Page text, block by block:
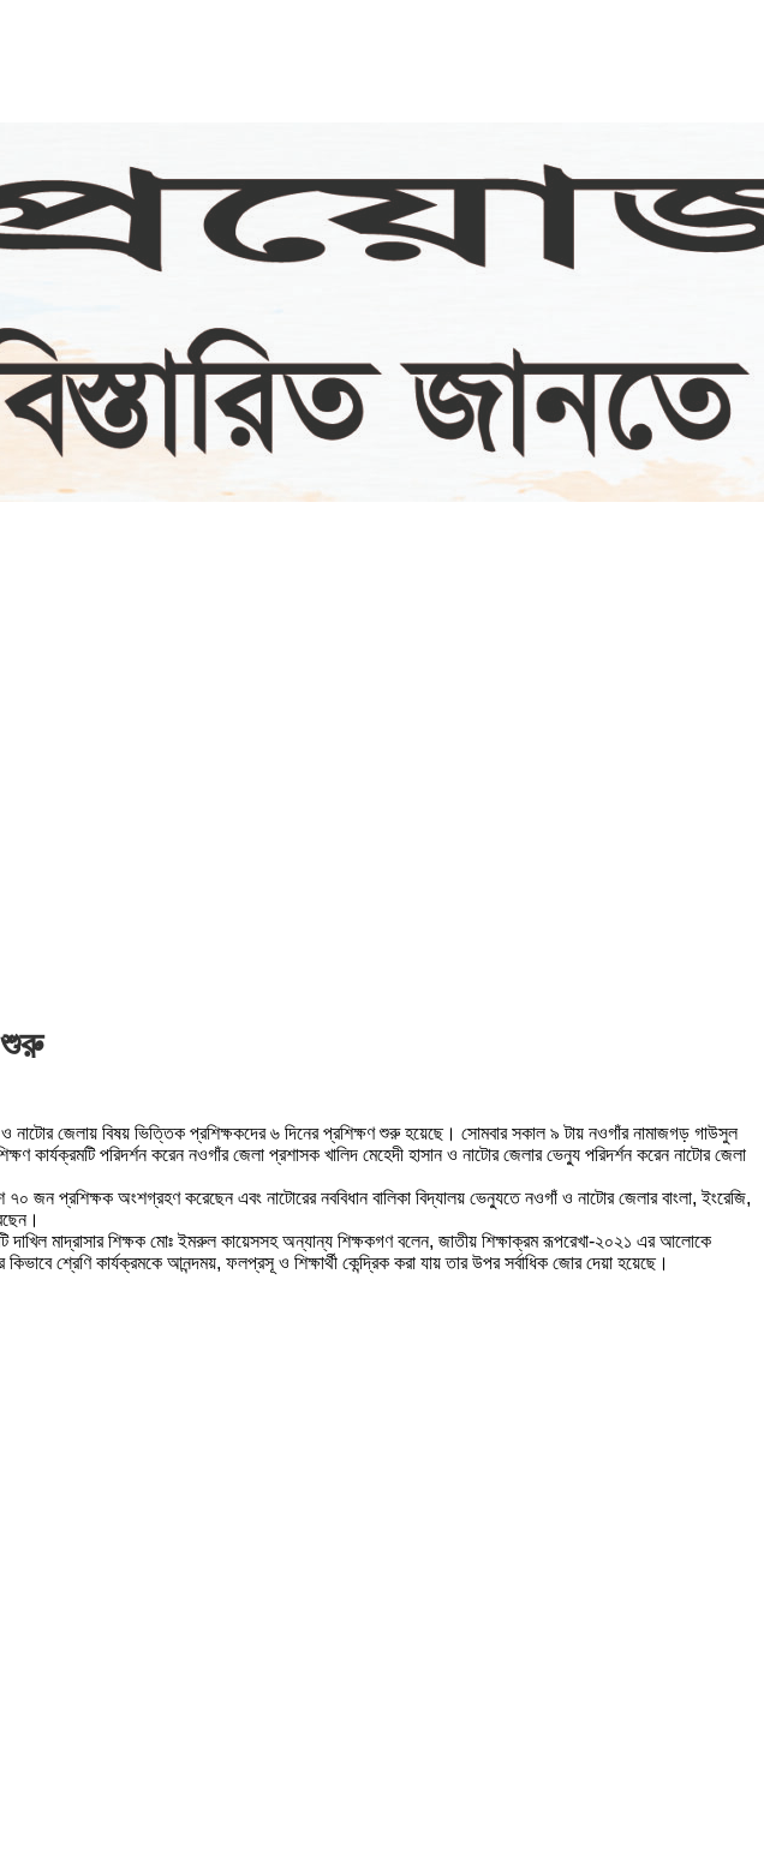
শুরু
জেলায় বিষয় ভিত্তিক প্রশিক্ষকদের ৬ দিনের প্রশিক্ষণ শুরু হয়েছে। সোমবার সকাল ৯ টায় নওগাঁর নামাজগড় গাউসুল
পরিদর্শন করেন নওগাঁর জেলা প্রশাসক খালিদ মেহেদী হাসান ও নাটোর জেলার ভেন্যু পরিদর্শন করেন নাটোর জেলা
জন প্রশিক্ষক অংশগ্রহণ করেছেন এবং নাটোরের নববিধান বালিকা বিদ্যালয় ভেন্যুতে নওগাঁ ও নাটোর জেলার বাংলা, ইংরেজি,
দাখিল মাদ্রাসার শিক্ষক মোঃ ইমরুল কায়েসসহ অন্যান্য শিক্ষকগণ বলেন, জাতীয় শিক্ষাক্রম রূপরেখা-২০২১ এর আলোকে
শ্রেণি কার্যক্রমকে আনন্দময়, ফলপ্রসূ ও শিক্ষার্থী কেন্দ্রিক করা যায় তার উপর সর্বাধিক জোর দেয়া হয়েছে।